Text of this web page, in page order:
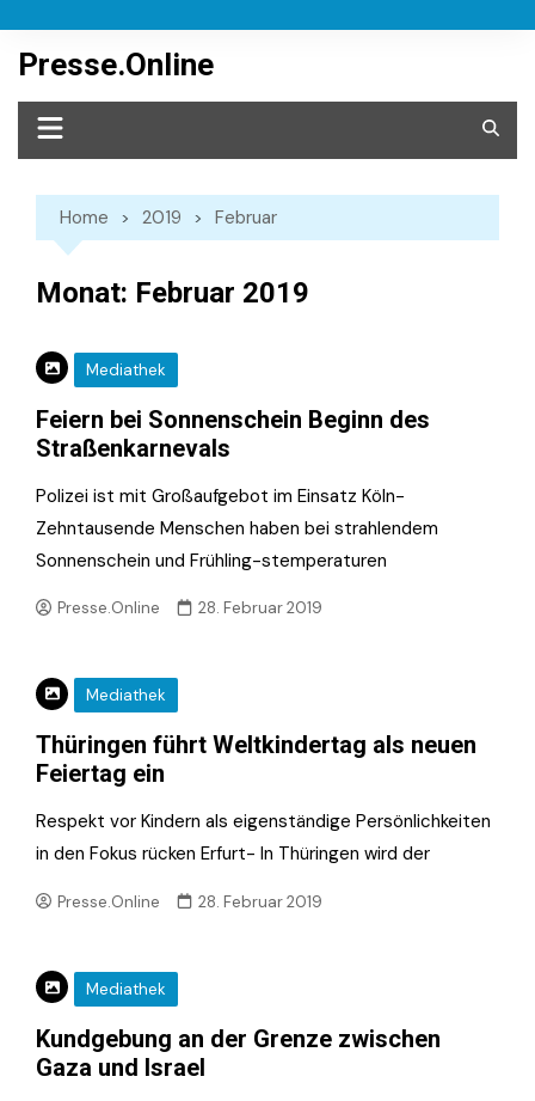
content
Presse.Online
Home 2019 Februar
Monat: Februar 2019
Mediathek
Feiern bei Sonnenschein Beginn des
Straßenkarnevals
Polizei ist mit Großaufgebot im Einsatz Köln-
Zehntausende Menschen haben bei strahlendem
Sonnenschein und Frühling-stemperaturen
Presse.Online 28. Februar 2019
Mediathek
Thüringen führt Weltkindertag als neuen
Feiertag ein
Respekt vor Kindern als eigenständige Persönlichkeiten
in den Fokus rücken Erfurt- In Thüringen wird der
Presse.Online 28. Februar 2019
Mediathek
Kundgebung an der Grenze zwischen
Gaza und Israel